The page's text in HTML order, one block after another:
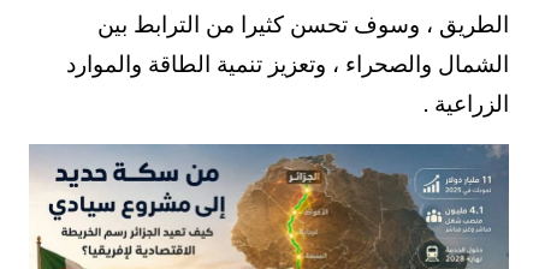
الطريق ، وسوف تحسن كثيرا من الترابط بين
الشمال والصحراء ، وتعزيز تنمية الطاقة والموارد
الزراعية .